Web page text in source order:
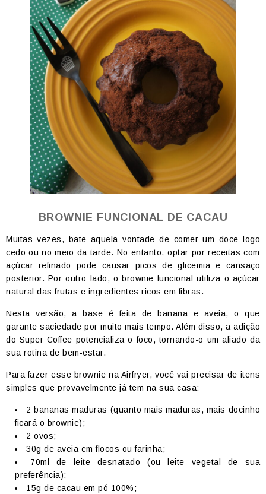
BROWNIE FUNCIONAL DE CACAU
Muitas vezes, bate aquela vontade de comer um doce logo
cedo ou no meio da tarde. No entanto, optar por receitas com
açúcar refinado pode causar picos de glicemia e cansaço
posterior. Por outro lado, o brownie funcional utiliza o açúcar
natural das frutas e ingredientes ricos em fibras.
Nesta versão, a base é feita de banana e aveia, o que
garante saciedade por muito mais tempo. Além disso, a adição
do Super Coffee potencializa o foco, tornando-o um aliado da
sua rotina de bem-estar.
Para fazer esse brownie na Airfryer, você vai precisar de itens
simples que provavelmente já tem na sua casa:
2 bananas maduras (quanto mais maduras, mais docinho
ficará o brownie);
2 ovos;
30g de aveia em flocos ou farinha;
70ml de leite desnatado (ou leite vegetal de sua
preferência);
15g de cacau em pó 100%;